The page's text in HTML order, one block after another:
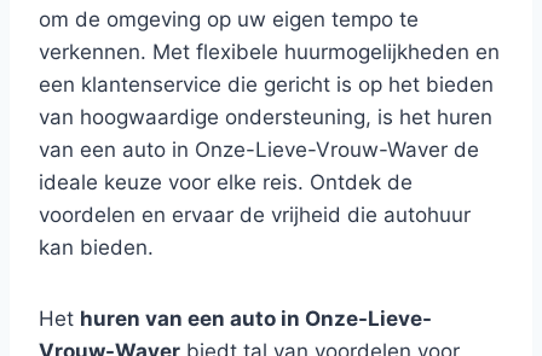
om de omgeving op uw eigen tempo te
verkennen. Met flexibele huurmogelijkheden en
een klantenservice die gericht is op het bieden
van hoogwaardige ondersteuning, is het huren
van een auto in Onze-Lieve-Vrouw-Waver de
ideale keuze voor elke reis. Ontdek de
voordelen en ervaar de vrijheid die autohuur
kan bieden.
Het huren van een auto in Onze-Lieve-
Vrouw-Waver biedt tal van voordelen voor